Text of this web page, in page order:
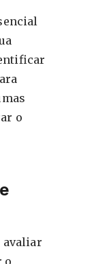
o
avaliar